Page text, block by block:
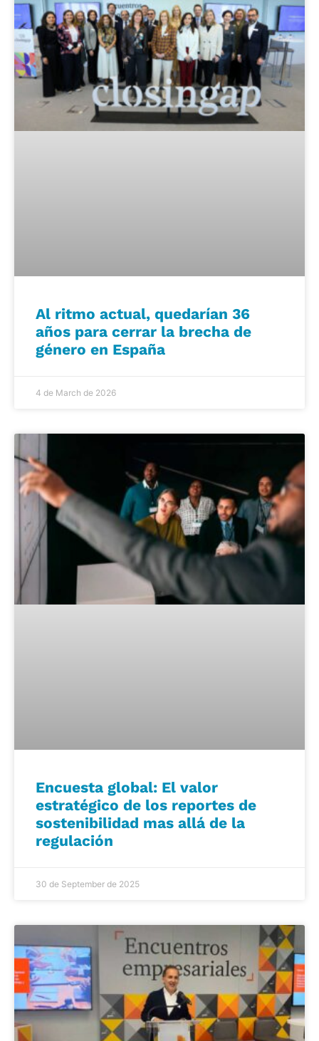
Al ritmo actual, quedarían 36
años para cerrar la brecha de
género en España
4 de March de 2026
Encuesta global: El valor
estratégico de los reportes de
sostenibilidad mas allá de la
regulación
30 de September de 2025